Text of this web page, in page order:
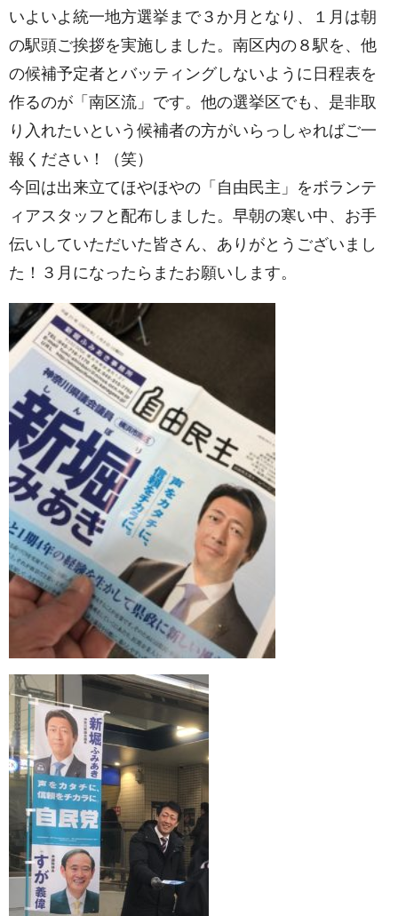
いよいよ統一地方選挙まで３か月となり、１月は朝
の駅頭ご挨拶を実施しました。南区内の８駅を、他
の候補予定者とバッティングしないように日程表を
作るのが「南区流」です。他の選挙区でも、是非取
り入れたいという候補者の方がいらっしゃればご一
報ください！（笑）
今回は出来立てほやほやの「自由民主」をボランテ
ィアスタッフと配布しました。早朝の寒い中、お手
伝いしていただいた皆さん、ありがとうございまし
た！３月になったらまたお願いします。